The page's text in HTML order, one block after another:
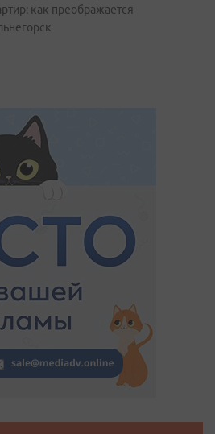
как преображается